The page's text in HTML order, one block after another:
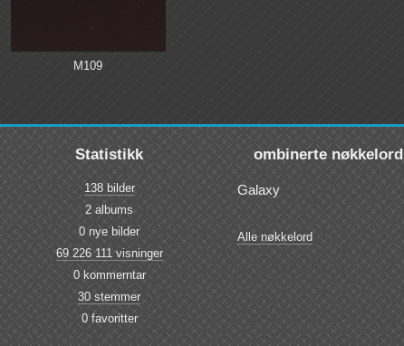
M109
Statistikk
138 bilder
2 albums
0 nye bilder
69 226 111 visninger
0 kommerntar
30 stemmer
0 favoritter
ombinerte nøkkelord
Galaxy
Alle nøkkelord